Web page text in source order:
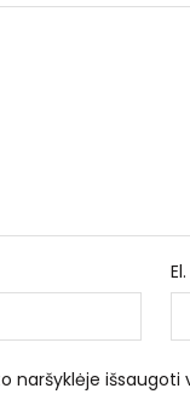
naršyklėje